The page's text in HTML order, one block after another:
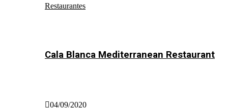
Restaurantes
Cala Blanca Mediterranean Restaurant
04/09/2020